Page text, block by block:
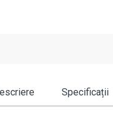
Specificații